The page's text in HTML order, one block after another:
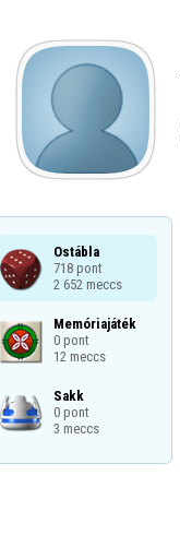
Ostábla
718 pont
2 652 meccs
Memóriajáték
0 pont
12 meccs
Sakk
0 pont
3 meccs